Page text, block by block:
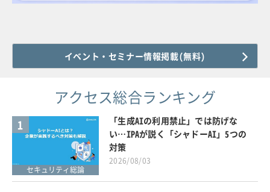
イベント・セミナー情報掲載(無料)
アクセス総合ランキング
1
セキュリティ総論
「生成AIの利用禁止」では防げな
い…IPAが説く「シャドーAI」5つの
対策
2026/08/03